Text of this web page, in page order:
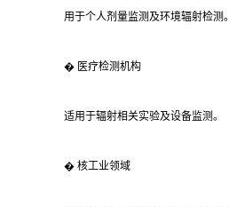
用于个人剂量监测及环境辐射检测。
� 医疗检测机构
适用于辐射相关实验及设备监测。
� 核工业领域